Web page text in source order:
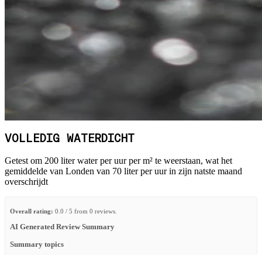
VOLLEDIG WATERDICHT
Getest om 200 liter water per uur per m² te weerstaan, wat het
gemiddelde van Londen van 70 liter per uur in zijn natste maand
overschrijdt
Overall rating: 0.0 / 5 from 0 reviews.
AI Generated Review Summary
Summary topics